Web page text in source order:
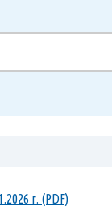
г. (PDF)